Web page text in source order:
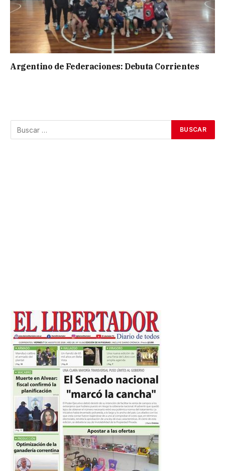
Argentino de Federaciones: Debuta Corrientes